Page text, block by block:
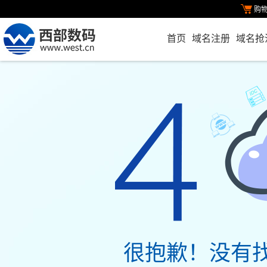
购
首页 域名注册 域名抢
很抱歉！没有